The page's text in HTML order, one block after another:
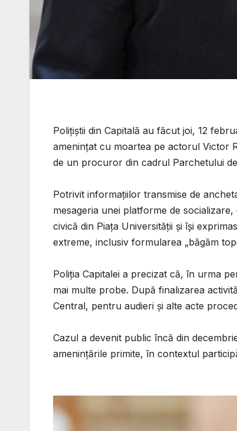
Polițiștii din Capitală au făcut joi, 12
amenințat cu moartea pe actorul Victor
de un procuror din cadrul Parchetului
Potrivit informațiilor transmise de
mesageria unei platforme de
civică din Piața Universității și își
extreme, inclusiv formularea „băgăm
Poliția Capitalei a precizat că, în urma
mai multe probe. După finalizarea
Central, pentru audieri și alte acte
Cazul a devenit public încă din
amenințările primite, în contextul